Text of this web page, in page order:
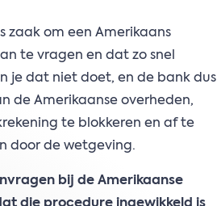
zaak om een Amerikaans
te vragen en dat zo snel
je dat niet doet, en de bank dus
de Amerikaanse overheden,
te blokkeren en af te
door de wetgeving.
bij de Amerikaanse